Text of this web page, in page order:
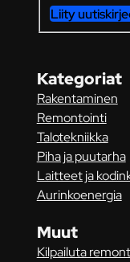
Liity
Kategoriat
Rakentaminen
Remontointi
Talotekniikka
Piha ja puutarha
Laitteet ja
Aurinkoenergia
Muut
Kilpailuta